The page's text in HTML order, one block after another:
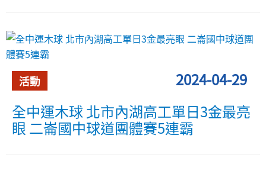
活動
2024-04-29
全中運木球 北市內湖高工單日3金最亮
眼 二崙國中球道團體賽5連霸